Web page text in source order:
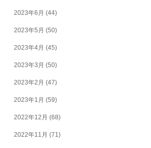
2023年6月 (44)
2023年5月 (50)
2023年4月 (45)
2023年3月 (50)
2023年2月 (47)
2023年1月 (59)
2022年12月 (68)
2022年11月 (71)